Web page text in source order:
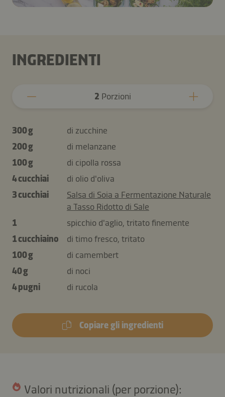
INGREDIENTI
2 Porzioni
300 g
di zucchine
200 g
di melanzane
100 g
di cipolla rossa
4 cucchiai
di olio d'oliva
3 cucchiai
Salsa di Soia a Fermentazione Naturale
a Tasso Ridotto di Sale
1
spicchio d'aglio, tritato finemente
1 cucchiaino
di timo fresco, tritato
100 g
di camembert
40 g
di noci
4 pugni
di rucola
Copiare gli ingredienti
Valori nutrizionali (per porzione):